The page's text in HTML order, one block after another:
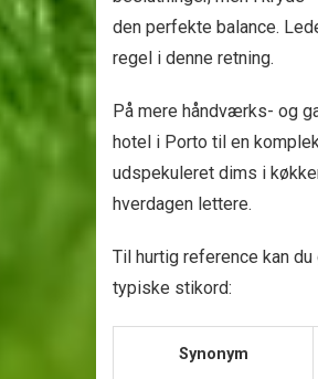
den perfekte balance.
regel i denne retning.
På mere håndværks- og
hotel i Porto til en
udspekuleret dims i
hverdagen lettere.
Til hurtig reference kan
typiske stikord:
Synonym